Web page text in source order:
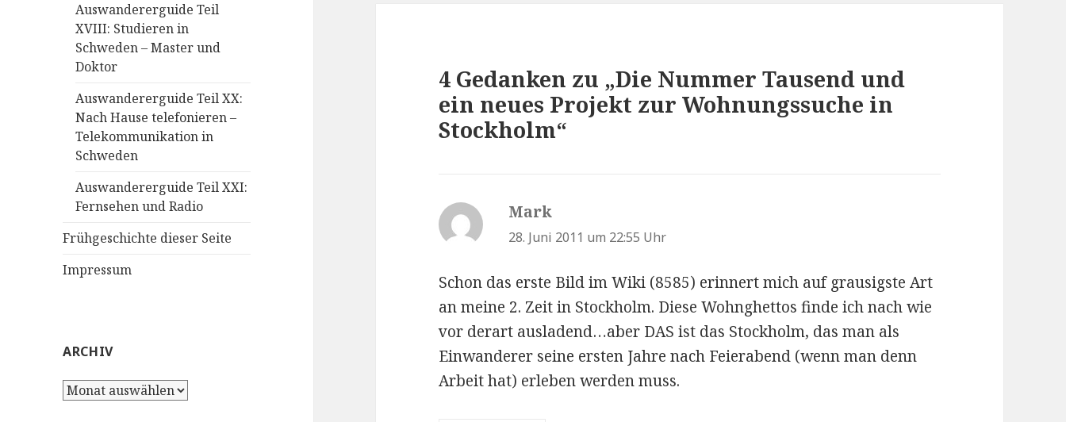
Auswandererguide Teil
XVIII: Studieren in
Schweden – Master und
Doktor
Auswandererguide Teil XX:
Nach Hause telefonieren –
Telekommunikation in
Schweden
Auswandererguide Teil XXI:
Fernsehen und Radio
Frühgeschichte dieser Seite
Impressum
ARCHIV
Archiv
4 Gedanken zu „Die Nummer Tausend und
ein neues Projekt zur Wohnungssuche in
Stockholm“
Mark
28. Juni 2011 um 22:55 Uhr
Schon das erste Bild im Wiki (8585) erinnert mich auf grausigste Art
an meine 2. Zeit in Stockholm. Diese Wohnghettos finde ich nach wie
vor derart ausladend…aber DAS ist das Stockholm, das man als
Einwanderer seine ersten Jahre nach Feierabend (wenn man denn
Arbeit hat) erleben werden muss.